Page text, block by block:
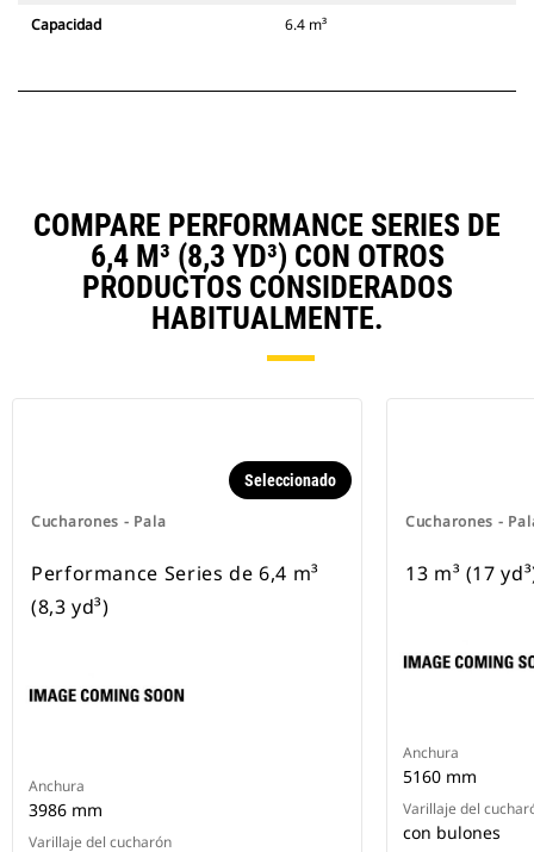
Capacidad 6.4 m³
COMPARE PERFORMANCE SERIES DE
6,4 M³ (8,3 YD³) CON OTROS
PRODUCTOS CONSIDERADOS
HABITUALMENTE.
Cucharones - Pala
Seleccionado
Performance Series de 6,4 m³
(8,3 yd³)
Anchura
3986 mm
Varillaje del cucharón
Cucharones -
13 m³ (17
Anchura
5160 mm
Varillaje del
con bulones